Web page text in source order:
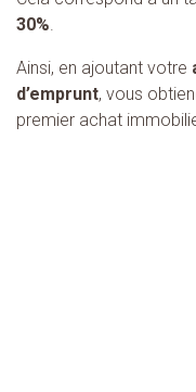
30%.
Ainsi, en ajoutant votre
d’emprunt, vous
premier achat